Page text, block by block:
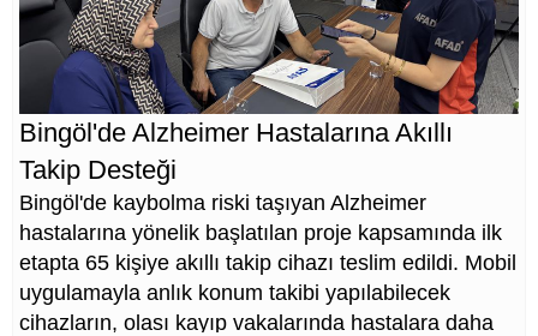
Bingöl'de Alzheimer Hastalarına Akıllı
Takip Desteği
Bingöl'de kaybolma riski taşıyan Alzheimer
hastalarına yönelik başlatılan proje kapsamında ilk
etapta 65 kişiye akıllı takip cihazı teslim edildi. Mobil
uygulamayla anlık konum takibi yapılabilecek
cihazların, olası kayıp vakalarında hastalara daha